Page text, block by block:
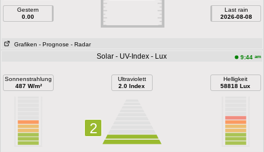
Gestern
0.00
Last rain
2026-08-08
Grafiken - Prognose - Radar
Solar - UV-Index - Lux 9:44 am
Sonnenstrahlung
487 W/m²
Ultraviolett
2.0 Index
2
Helligkeit
58818 Lux